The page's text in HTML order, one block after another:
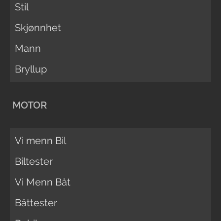
Stil
Skjønnhet
Mann
Bryllup
MOTOR
Vi menn Bil
Biltester
Vi Menn Båt
Båttester